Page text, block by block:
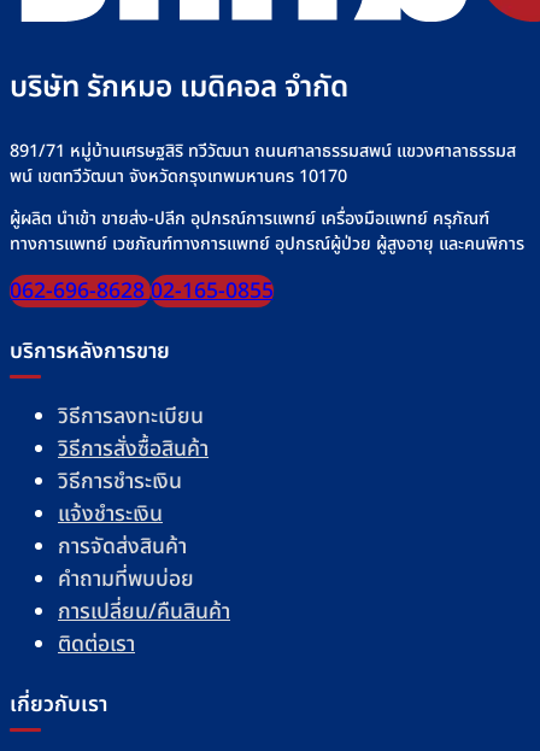
บริษัท รักหมอ เมดิคอล จำกัด
891/71 หมู่บ้านเศรษฐสิริ ทวีวัฒนา ถนนศาลาธรรมสพน์ แขวงศาลาธรรมส
พน์ เขตทวีวัฒนา จังหวัดกรุงเทพมหานคร 10170
ผู้ผลิต นำเข้า ขายส่ง-ปลีก อุปกรณ์การแพทย์ เครื่องมือแพทย์ ครุภัณฑ์
ทางการแพทย์ เวชภัณฑ์ทางการแพทย์ อุปกรณ์ผู้ป่วย ผู้สูงอายุ และคนพิการ
062-696-862802-165-0855
บริการหลังการขาย
วิธีการลงทะเบียน
วิธีการสั่งซื้อสินค้า
วิธีการชำระเงิน
แจ้งชำระเงิน
การจัดส่งสินค้า
คำถามที่พบบ่อย
การเปลี่ยน/คืนสินค้า
ติดต่อเรา
เกี่ยวกับเรา